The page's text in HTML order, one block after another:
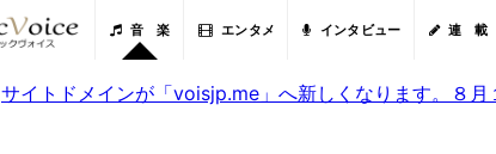
音 楽 エンタメ インタビュー 連 載
サイトドメインが「voisjp.me」へ新しくなります。８月